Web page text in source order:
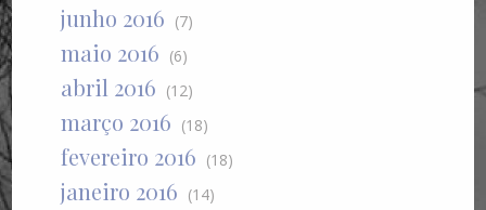
junho 2016 (7)
maio 2016 (6)
abril 2016 (12)
março 2016 (18)
fevereiro 2016 (18)
janeiro 2016 (14)